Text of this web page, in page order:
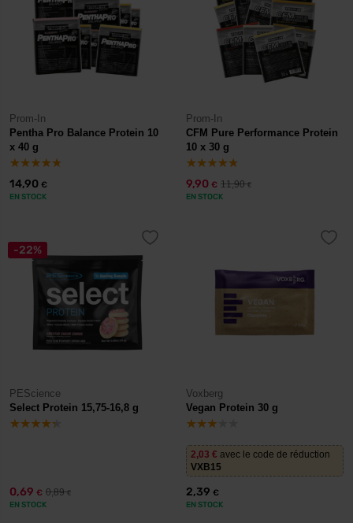
Prom-In
Pentha Pro Balance Protein 10
x 40 g
14,90 €
EN STOCK
Prom-In
CFM Pure Performance Protein
10 x 30 g
9,90 € 11,90€
EN STOCK
-22%
PEScience
Select Protein 15,75-16,8 g
0,69 € 0,89€
EN STOCK
Voxberg
Vegan Protein 30 g
2,03 € avec le code de réduction
VXB15
2,39 €
EN STOCK